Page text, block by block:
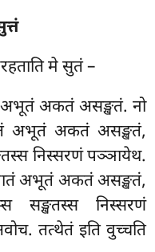
मे सुतं –
अकतं असङ्खतं. नो
अभूतं अकतं असङ्खतं,
निस्सरणं पञ्ञायेथ.
अभूतं अकतं असङ्खतं,
सङ्खतस्स निस्सरणं
तत्थेतं इति वुच्चति